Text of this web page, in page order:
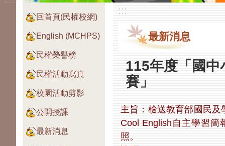
:::
回首頁(民權校網)
English (MCHPS)
民權榮譽榜
民權活動寫真
校園活動剪影
公開授課
最新消息
:::
最新消息
115年度「國
賽」
主旨：檢送教育部國民
Cool English自主學習
照。